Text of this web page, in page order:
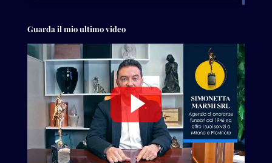
Guarda il mio ultimo video